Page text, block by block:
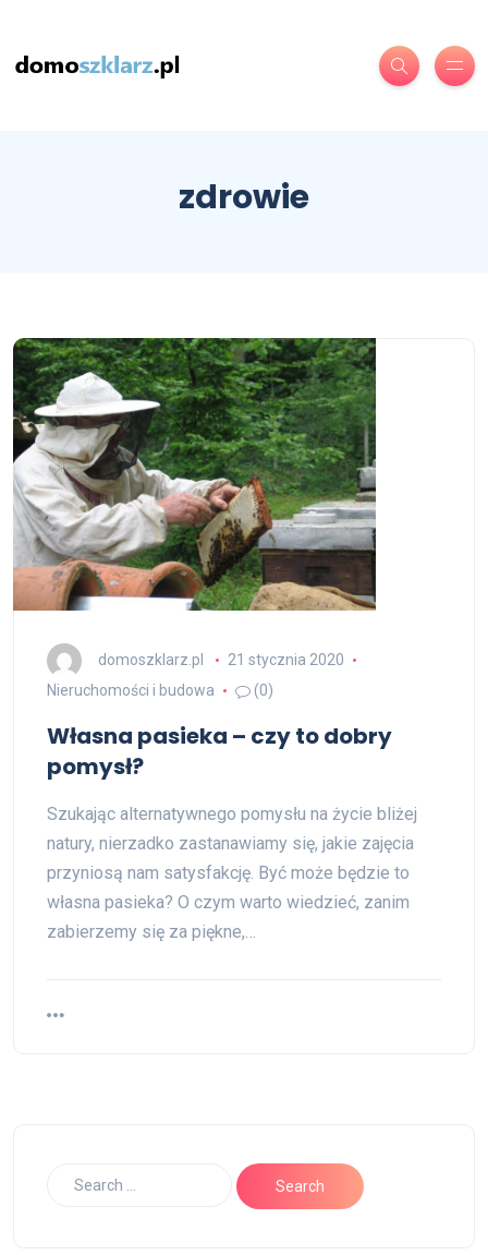
zdrowie
domoszklarz.pl
21 stycznia 2020
Nieruchomości i budowa
(0)
Własna pasieka – czy to dobry
pomysł?
Szukając alternatywnego pomysłu na życie bliżej
natury, nierzadko zastanawiamy się, jakie zajęcia
przyniosą nam satysfakcję. Być może będzie to
własna pasieka? O czym warto wiedzieć, zanim
zabierzemy się za piękne,…